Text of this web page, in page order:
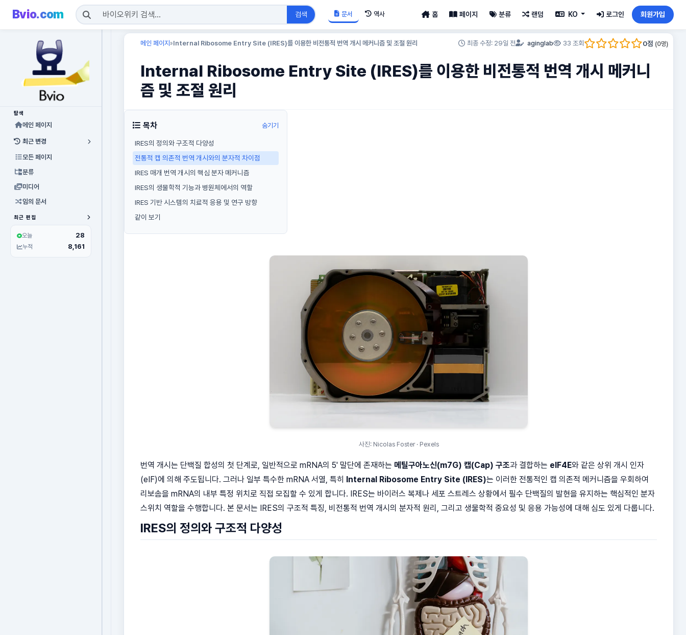
Bvio.com 검색 문서 역사 홈 페이지 분류 랜덤 KO 로그인 회원가입
탐색
메인 페이지
최근 변경
모든 페이지
분류
미디어
임의 문서
최근 편집
오늘 28
누적 8,161
메인 페이지 »Internal Ribosome Entry Site (IRES)를 이용한 비전통적 번역 개시 메커니즘 및 조절 원리 최종 수정: 29일 전 aginglab 33 조회 0점 (0명)
Internal Ribosome Entry Site (IRES)를 이용한 비전통적 번역 개시 메커니
즘 및 조절 원리
목차 숨기기
IRES의 정의와 구조적 다양성
전통적 캡 의존적 번역 개시와의 분자적 차이점
IRES 매개 번역 개시의 핵심 분자 메커니즘
IRES의 생물학적 기능과 병원체에서의 역할
IRES 기반 시스템의 치료적 응용 및 연구 방향
같이 보기
사진: Nicolas Foster · Pexels
번역 개시는 단백질 합성의 첫 단계로, 일반적으로 mRNA의 5' 말단에 존재하는 메틸구아노신(m7G) 캡(Cap) 구조과 결합하는 eIF4E와 같은 상위 개시 인자
(eIF)에 의해 주도됩니다. 그러나 일부 특수한 mRNA 서열, 특히
Internal Ribosome Entry Site (IRES)는 이러한 전통적인 캡 의존적 메커니즘을 우회하여
리보솜을 mRNA의 내부 특정 위치로 직접 모집할 수 있게 합니다. IRES는 바이러스 복제나 세포 스트레스 상황에서 필수 단백질의 발현을 유지하는 핵심적인 분자
스위치 역할을 수행합니다. 본 문서는 IRES의 구조적 특징, 비전통적 번역 개시의 분자적 원리, 그리고 생물학적 중요성 및 응용 가능성에 대해 심도 있게 다룹니다.
IRES의 정의와 구조적 다양성